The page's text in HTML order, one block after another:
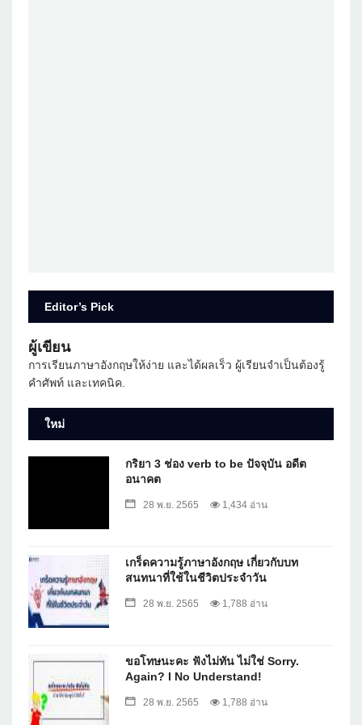
Editor’s Pick
ผู้เขียน
การเรียนภาษาอังกฤษให้ง่าย และได้ผลเร็ว ผู้เรียนจำเป็นต้องรู้
คำศัพท์ และเทคนิค.
ใหม่
กริยา 3 ช่อง verb to be ปัจจุบัน อดีต
อนาคต
28 พ.ย. 2565 1,434 อ่าน
เกร็ดความรู้ภาษาอังกฤษ เกี่ยวกับบท
สนทนาที่ใช้ในชีวิตประจำวัน
28 พ.ย. 2565 1,788 อ่าน
ขอโทษนะคะ ฟังไม่ทัน ไม่ใช่ Sorry.
Again? I No Understand!
28 พ.ย. 2565 1,788 อ่าน